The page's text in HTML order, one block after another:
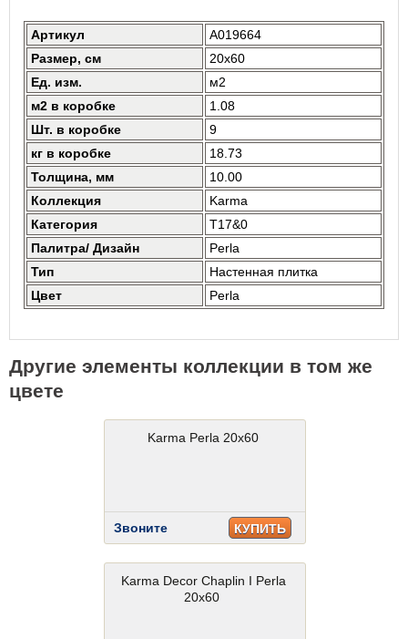
Артикул
A019664
Размер, см
20x60
Ед. изм.
м2
м2 в коробке
1.08
Шт. в коробке
9
кг в коробке
18.73
Толщина, мм
10.00
Коллекция
Karma
Категория
T17&0
Палитра/ Дизайн
Perla
Тип
Настенная плитка
Цвет
Perla
Другие элементы коллекции в том же
цвете
Karma Perla 20x60
Звоните КУПИТЬ
Karma Decor Chaplin I Perla
20x60